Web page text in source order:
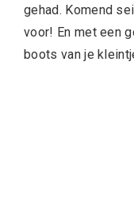
gehad. Komend
voor! En met een
boots van je